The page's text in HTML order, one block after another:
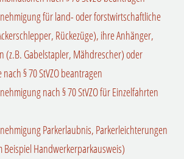
für land- oder forstwirtschaftliche
Rückezüge), ihre Anhänger,
(z.B. Gabelstapler, Mähdrescher) oder
§ 70 StVZO beantragen
nach § 70 StVZO für Einzelfahrten
Parkerlaubnis, Parkerleichterungen
Beispiel Handwerkerparkausweis)